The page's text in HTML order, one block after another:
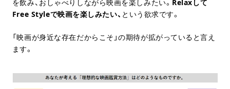
を飲み、おしゃべりしながら映画を楽しみたい。 Relaxして
Free Styleで映画を楽しみたい、 という欲求です。
「映画が身近な存在だからこそ」の期待が拡がっていると言え
ます。